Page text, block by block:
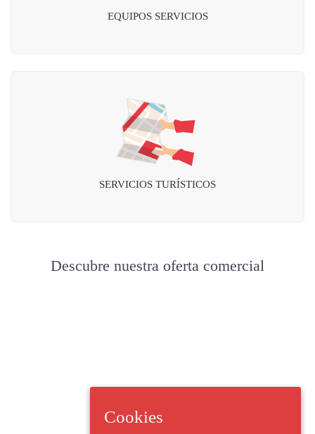
EQUIPOS SERVICIOS
SERVICIOS TURÍSTICOS
Descubre nuestra oferta comercial
Cookies